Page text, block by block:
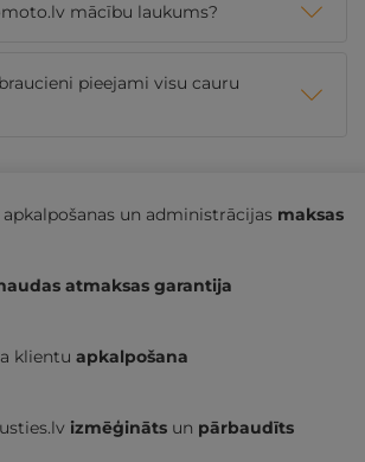
mācību laukums?
pieejami visu cauru
apkalpošanas un administrācijas maksas
atmaksas garantija
klientu apkalpošana
izmēģināts un pārbaudīts